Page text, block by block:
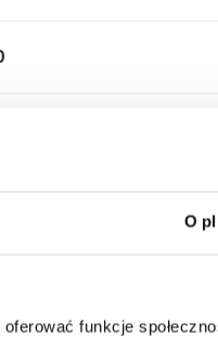
O
funkcje